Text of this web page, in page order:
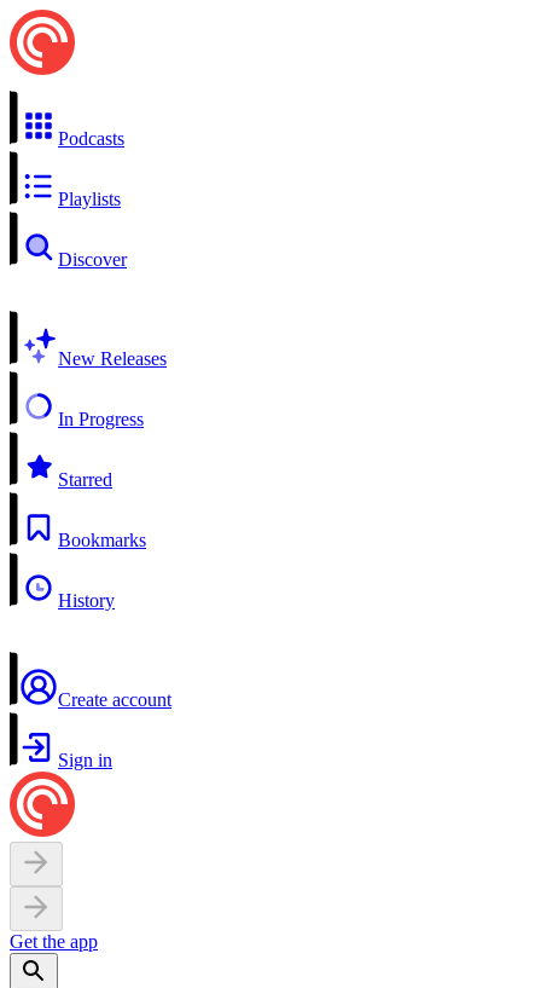
Podcasts
Playlists
Discover
New Releases
In Progress
Starred
Bookmarks
History
Create account
Sign in
Get the app